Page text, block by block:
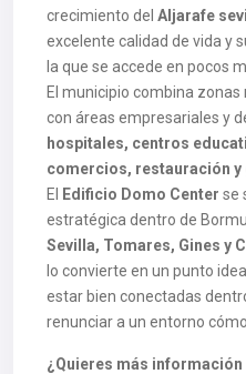
crecimiento del Aljarafe
excelente calidad de vida y
la que se accede en pocos
El municipio combina
con áreas empresariales y
hospitales, centros
comercios, restauración
El
Edificio Domo Center se
estratégica dentro de
Sevilla, Tomares, Gines y
lo convierte en un punto
estar bien conectadas
renunciar a un entorno
¿Quieres más